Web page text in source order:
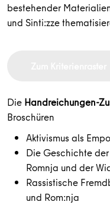
bestehender
und Sinti:zze
Die Handreichungen-
Broschüren
Aktivismus als
Die Geschichte
Romnja und der
Rassistische
und Rom:nja